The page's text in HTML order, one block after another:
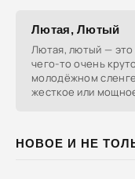
НОВОЕ И НЕ
Лютая, Лютый
Лютая, лютый — это
чего-то очень
молодёжном
жесткое или